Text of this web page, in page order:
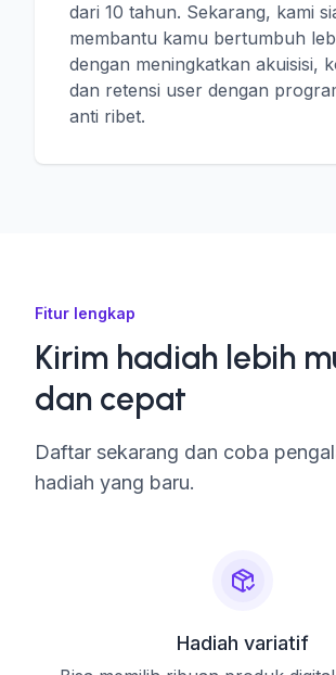
dari 10 tahun. Sekarang, kami
membantu kamu bertumbuh
dengan meningkatkan akuisisi,
dan retensi user dengan
anti ribet.
Fitur lengkap
Kirim hadiah lebih
dan cepat
Daftar sekarang dan coba
hadiah yang baru.
Hadiah variatif